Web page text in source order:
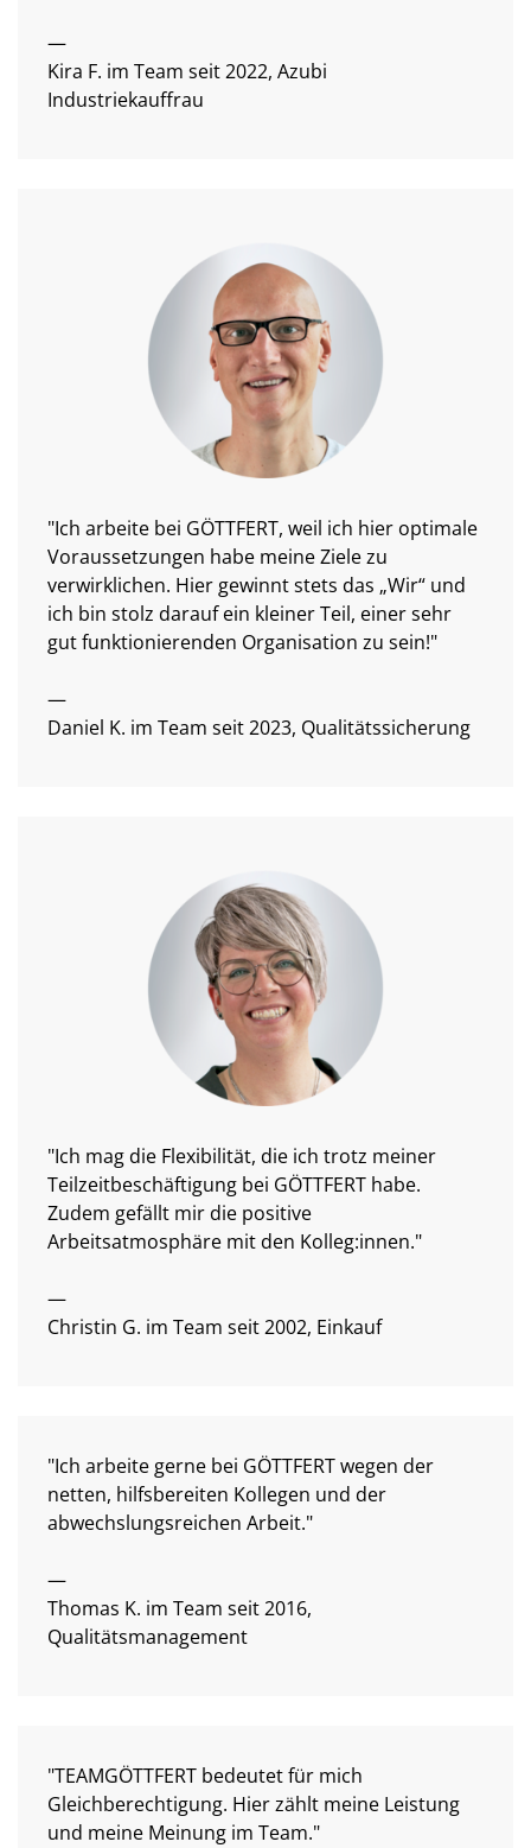
—
Kira F. im Team seit 2022, Azubi
Industriekauffrau
"Ich arbeite bei GÖTTFERT, weil ich hier optimale
Voraussetzungen habe meine Ziele zu
verwirklichen. Hier gewinnt stets das „Wir“ und
ich bin stolz darauf ein kleiner Teil, einer sehr
gut funktionierenden Organisation zu sein!"
—
Daniel K. im Team seit 2023, Qualitätssicherung
"Ich mag die Flexibilität, die ich trotz meiner
Teilzeitbeschäftigung bei GÖTTFERT habe.
Zudem gefällt mir die positive
Arbeitsatmosphäre mit den Kolleg:innen."
—
Christin G. im Team seit 2002, Einkauf
"Ich arbeite gerne bei GÖTTFERT wegen der
netten, hilfsbereiten Kollegen und der
abwechslungsreichen Arbeit."
—
Thomas K. im Team seit 2016,
Qualitätsmanagement
"TEAMGÖTTFERT bedeutet für mich
Gleichberechtigung. Hier zählt meine Leistung
und meine Meinung im Team."